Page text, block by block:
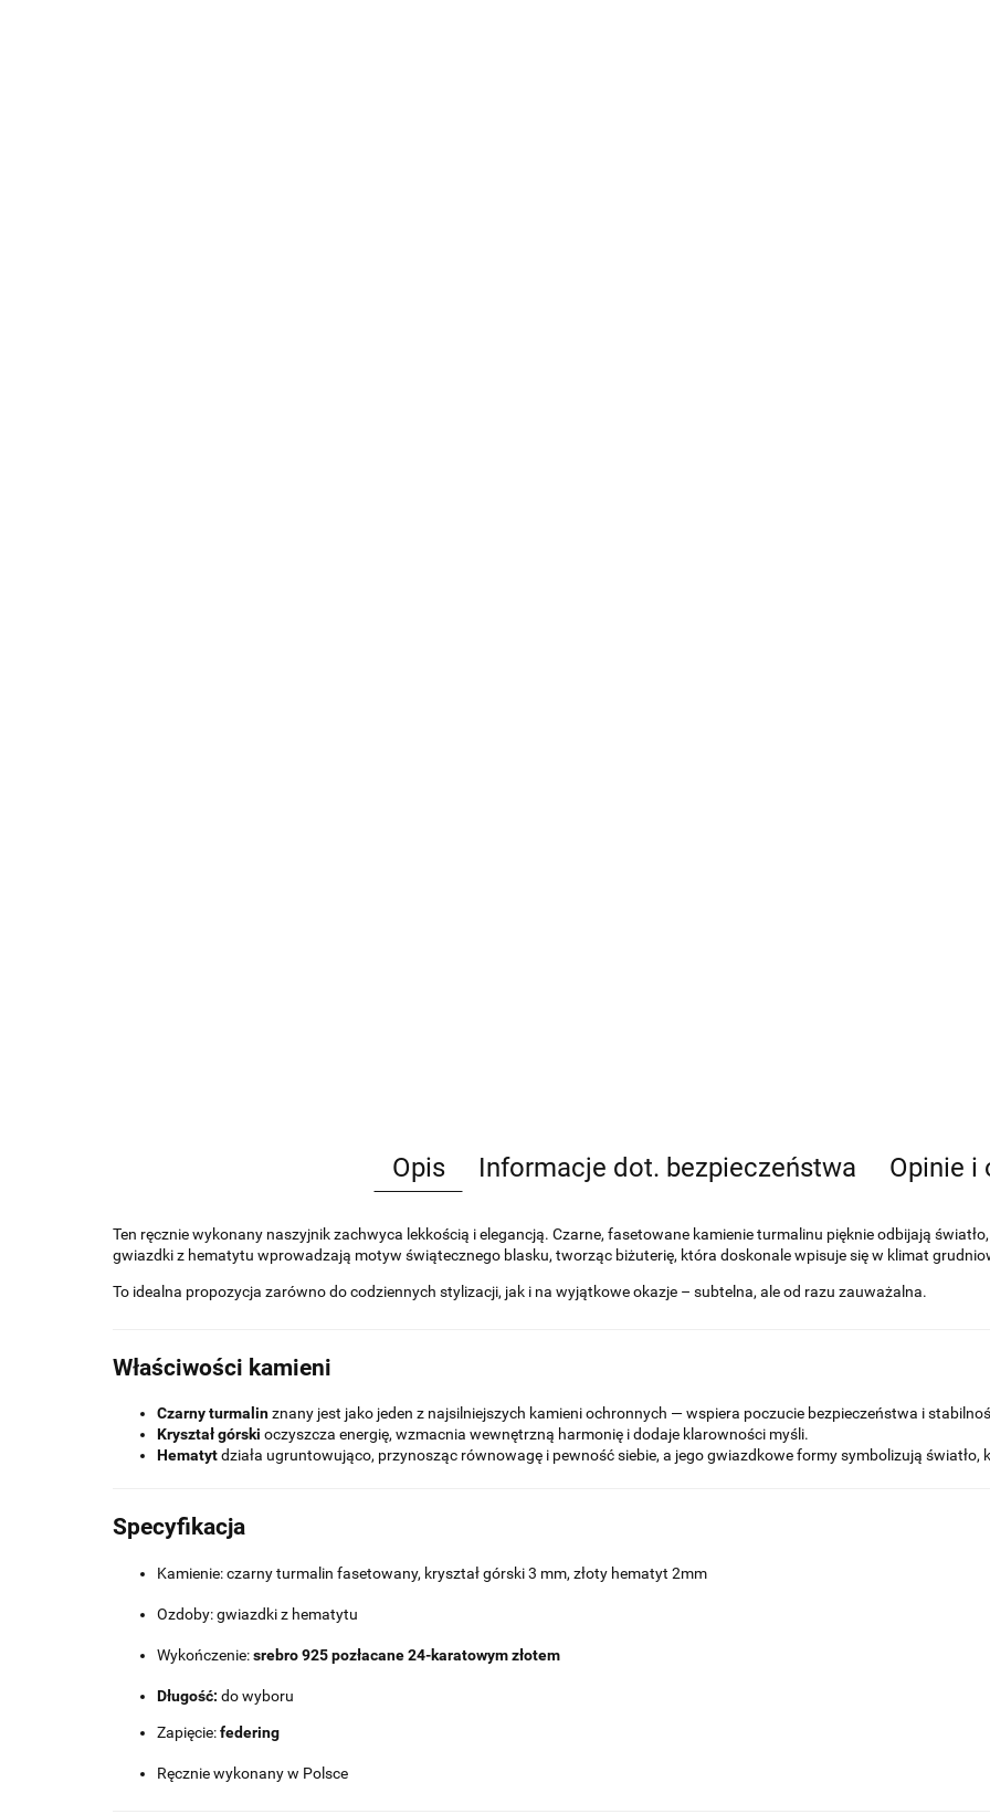
Opis Informacje dot. bezpieczeństwa Opinie i
Ten ręcznie wykonany naszyjnik zachwyca lekkością i elegancją. Czarne, fasetowane kamienie turmalinu pięknie odbijają
gwiazdki z hematytu wprowadzają motyw świątecznego blasku, tworząc biżuterię, która doskonale wpisuje się w klimat
To idealna propozycja zarówno do codziennych stylizacji, jak i na wyjątkowe okazje – subtelna, ale od razu zauważalna.
Właściwości kamieni
Czarny turmalinznany jest jako jeden z najsilniejszych kamieni ochronnych — wspiera poczucie bezpieczeństwa i
Kryształ górski oczyszcza energię, wzmacnia wewnętrzną harmonię i dodaje klarowności myśli.
Hematytdziała ugruntowująco, przynosząc równowagę i pewność siebie, a jego gwiazdkowe formy symbolizują światło,
Specyfikacja
Kamienie: czarny turmalin fasetowany, kryształ górski 3 mm, złoty hematyt 2mm
Ozdoby: gwiazdki z hematytu
Wykończenie:srebro 925 pozłacane 24-karatowym złotem
Długość: do wyboru
Zapięcie:federing
Ręcznie wykonany w Polsce